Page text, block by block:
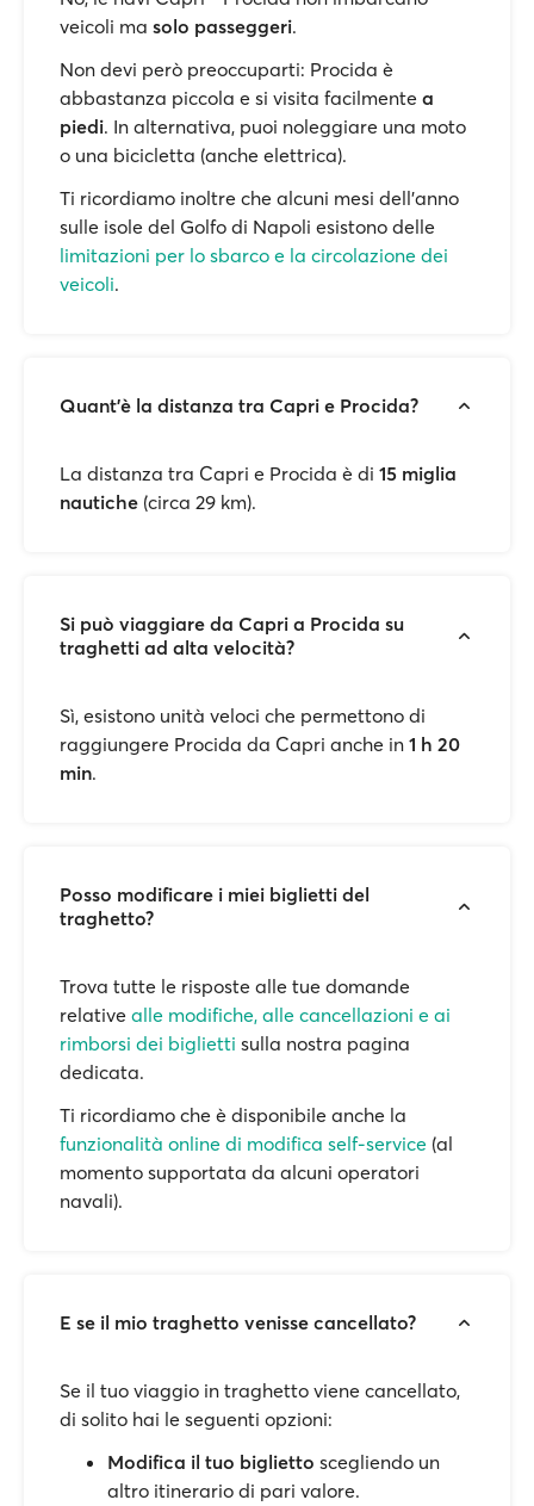
veicoli ma solo passeggeri.
Non devi però preoccuparti: Procida è
abbastanza piccola e si visita facilmente a
piedi. In alternativa, puoi noleggiare una moto
o una bicicletta (anche elettrica).
Ti ricordiamo inoltre che alcuni mesi dell’anno
sulle isole del Golfo di Napoli esistono delle
limitazioni per lo sbarco e la circolazione dei
veicoli.
Quant'è la distanza tra Capri e Procida?
La distanza tra Capri e Procida è di 15 miglia
nautiche (circa 29 km).
Si può viaggiare da Capri a Procida su
traghetti ad alta velocità?
Sì, esistono unità veloci che permettono di
raggiungere Procida da Capri anche in 1 h 20
min.
Posso modificare i miei biglietti del
traghetto?
Trova tutte le risposte alle tue domande
relative alle modifiche, alle cancellazioni e ai
rimborsi dei biglietti sulla nostra pagina
dedicata.
Ti ricordiamo che è disponibile anche la
funzionalità online di modifica self-service (al
momento supportata da alcuni operatori
navali).
E se il mio traghetto venisse cancellato?
Se il tuo viaggio in traghetto viene cancellato,
di solito hai le seguenti opzioni:
Modifica il tuo biglietto scegliendo un
altro itinerario di pari valore.